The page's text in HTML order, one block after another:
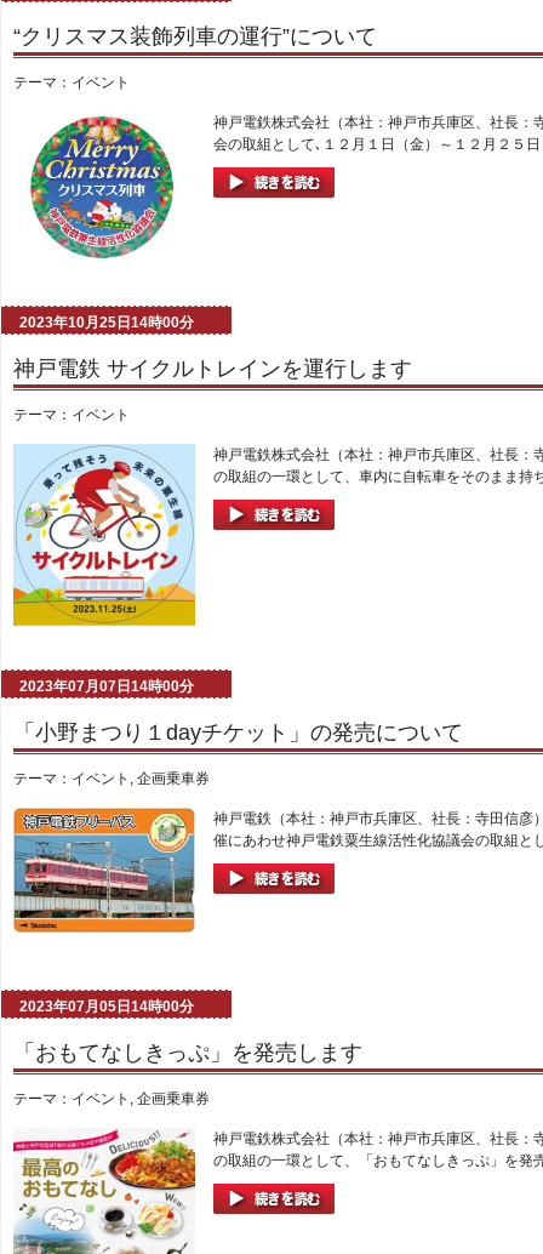
“クリスマス装飾列車の運行”について
テーマ： イベント
神戸電鉄株式会社（本社：神戸市兵庫区、社長
会の取組として､１２月１日（金）～１２月２５
2023年10月25日14時00分
神戸電鉄 サイクルトレインを運行します
テーマ： イベント
神戸電鉄株式会社（本社：神戸市兵庫区、社長
の取組の一環として、車内に自転車をそのまま持
2023年07月07日14時00分
「小野まつり１dayチケット」の発売について
テーマ： イベント , 企画乗車券
神戸電鉄（本社：神戸市兵庫区、社長：寺田信
催にあわせ神戸電鉄粟生線活性化協議会の取組と
2023年07月05日14時00分
「おもてなしきっぷ」を発売します
テーマ： イベント , 企画乗車券
神戸電鉄株式会社（本社：神戸市兵庫区、社長
の取組の一環として、「おもてなしきっぷ」を